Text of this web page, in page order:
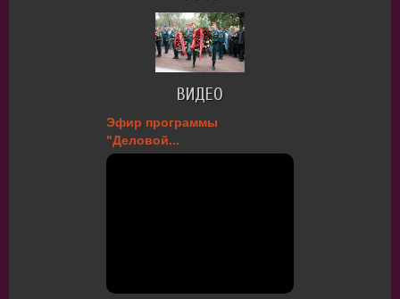
ВИДЕО
Эфир программы
"Деловой...